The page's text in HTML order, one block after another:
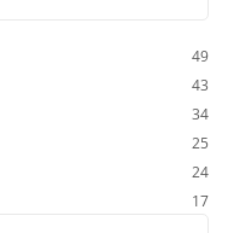
49
43
34
25
24
17